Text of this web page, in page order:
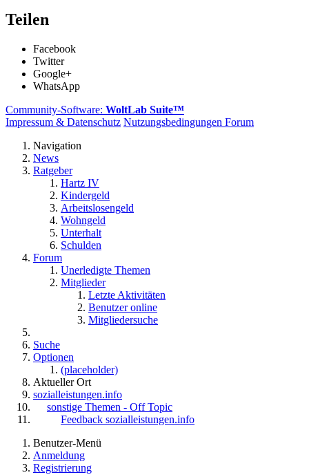
Teilen
Facebook
Twitter
Google+
WhatsApp
Community-Software: WoltLab Suite™
Impressum & Datenschutz Nutzungsbedingungen Forum
Navigation
News
Ratgeber
Hartz IV
Kindergeld
Arbeitslosengeld
Wohngeld
Unterhalt
Schulden
Forum
Unerledigte Themen
Mitglieder
Letzte Aktivitäten
Benutzer online
Mitgliedersuche
Suche
Optionen
(placeholder)
Aktueller Ort
sozialleistungen.info
sonstige Themen - Off Topic
Feedback sozialleistungen.info
Benutzer-Menü
Anmeldung
Registrierung